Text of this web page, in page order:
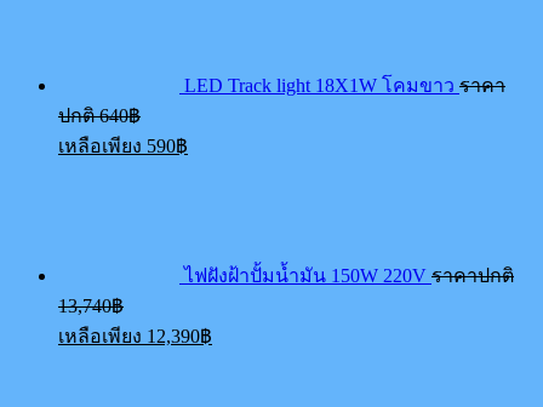
LED Track light 18X1W โคมขาว ราคา
ปกติ640฿
was:
เหลือเพียง 590฿
price
ไฟฝังฝ้าปั้มน้ำมัน 150W 220V ราคาปกติ
13,740฿
was:
เหลือเพียง 12,390฿
price